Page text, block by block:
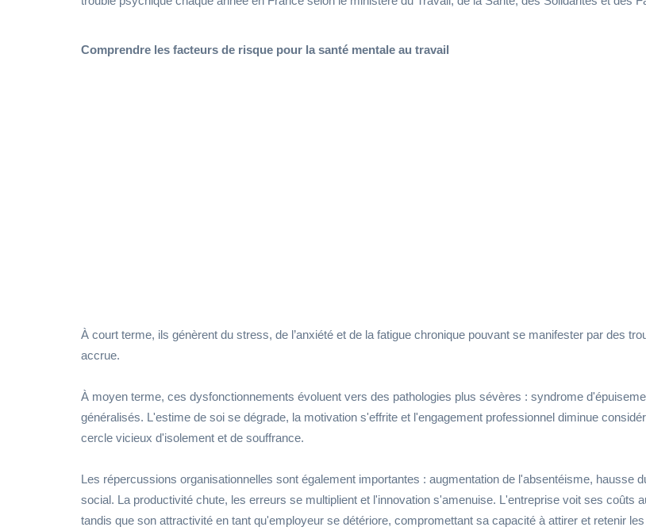
Comprendre les facteurs de risque pour la santé mentale au travail
À court terme, ils génèrent du stress, de l’anxiété et de la fatigue chronique pouvant se manifester par des
accrue.
À moyen terme, ces dysfonctionnements évoluent vers des pathologies plus sévères : syndrome
généralisés. L'estime de soi se dégrade, la motivation s'effrite et l'engagement professionnel diminue
cercle vicieux d'isolement et de souffrance.
Les répercussions organisationnelles sont également importantes : augmentation de l'absentéisme, hausse
social. La productivité chute, les erreurs se multiplient et l'innovation s'amenuise. L'entreprise voit ses coûts
tandis que son attractivité en tant qu'employeur se détériore, compromettant sa capacité à attirer et retenir